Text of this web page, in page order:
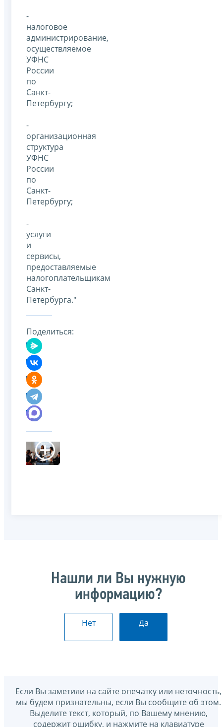
-
налоговое
администрирование,
осуществляемое
УФНС
России
по
Санкт-
Петербургу;
-
организационная
структура
УФНС
России
по
Санкт-
Петербургу;
-
услуги
и
сервисы,
предоставляемые
налогоплательщикам
Санкт-
Петербурга."
Поделиться:
Нашли ли Вы нужную
информацию?
Нет Да
Если Вы заметили на сайте опечатку или неточность,
мы будем признательны, если Вы сообщите об этом.
Выделите текст, который, по Вашему мнению,
содержит ошибку, и нажмите на клавиатуре